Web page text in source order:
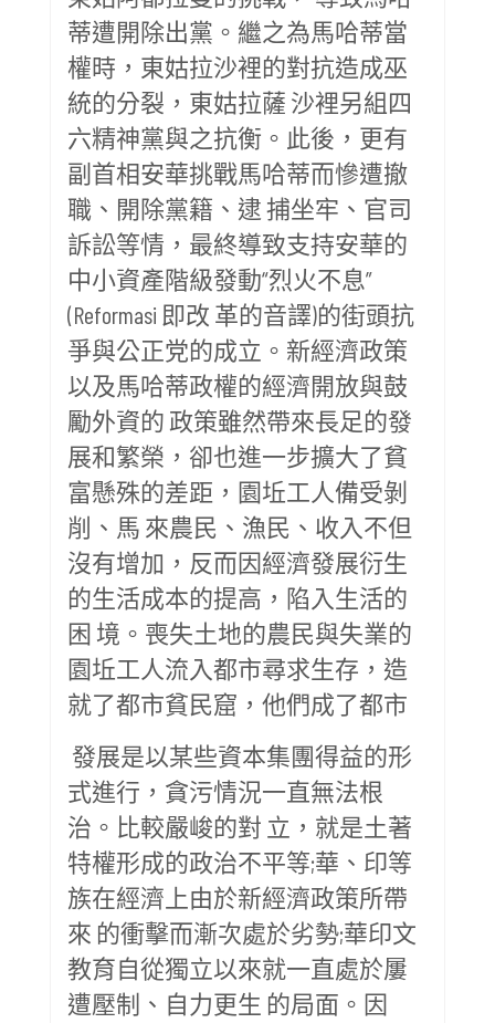
蒂遭開除出黨。繼之為馬哈蒂當
權時，東姑拉沙裡的對抗造成巫
統的分裂，東姑拉薩 沙裡另組四
六精神黨與之抗衡。此後，更有
副首相安華挑戰馬哈蒂而慘遭撤
職、開除黨籍、逮 捕坐牢、官司
訴訟等情，最終導致支持安華的
中小資產階級發動“烈火不息”
(Reformasi 即改 革的音譯)的街頭抗
爭與公正党的成立。新經濟政策
以及馬哈蒂政權的經濟開放與鼓
勵外資的 政策雖然帶來長足的發
展和繁榮，卻也進一步擴大了貧
富懸殊的差距，園坵工人備受剝
削、馬 來農民、漁民、收入不但
沒有增加，反而因經濟發展衍生
的生活成本的提高，陷入生活的
困 境。喪失土地的農民與失業的
園坵工人流入都市尋求生存，造
就了都市貧民窟，他們成了都市
發展是以某些資本集團得益的形
式進行，貪污情況一直無法根
治。比較嚴峻的對 立，就是土著
特權形成的政治不平等;華、印等
族在經濟上由於新經濟政策所帶
來 的衝擊而漸次處於劣勢;華印文
教育自從獨立以來就一直處於屢
遭壓制、自力更生 的局面。因